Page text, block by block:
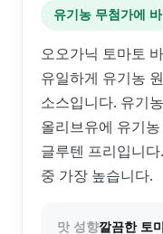
유기농 무첨가에
오오가닉 토마토
유일하게 유기농
소스입니다. 유기
올리브유에 유기
글루텐 프리입니
중 가장 높습니다.
맛 성향깔끔한 토